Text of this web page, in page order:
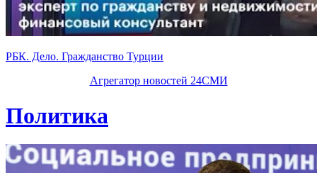
РБК. Дело. Гражданство Турции
Агрегатор новостей 24СМИ
Политика